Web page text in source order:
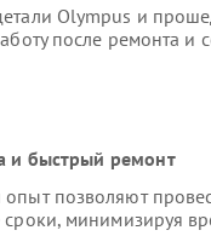
Olympus и
после ремонта и
и быстрый ремонт
позволяют
минимизируя